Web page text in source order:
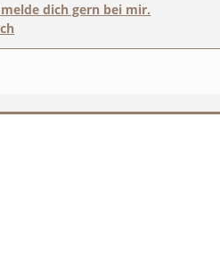
dich gern bei mir.